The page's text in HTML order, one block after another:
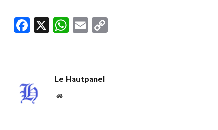
Facebook
X WhatsApp
Email
Le Hautpanel
Website